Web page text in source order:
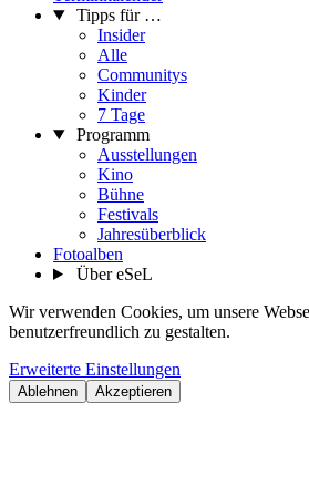
Tipps für …
Insider
Alle
Communitys
Kinder
7 Tage
Programm
Ausstellungen
Kino
Bühne
Festivals
Jahresüberblick
Fotoalben
Über eSeL
Wir verwenden Cookies, um unsere
benutzerfreundlich zu gestalten.
Erweiterte Einstellungen
Ablehnen Akzeptieren